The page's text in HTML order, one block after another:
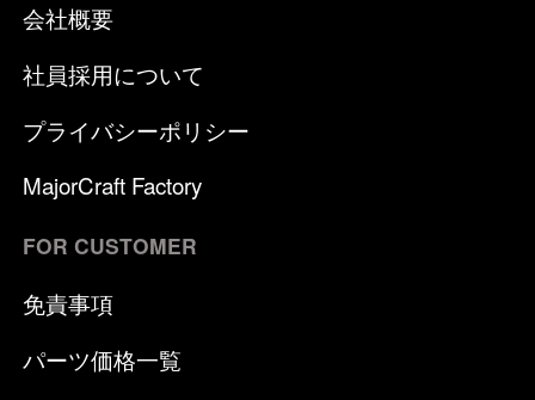
会社概要
社員採用について
プライバシーポリシー
MajorCraft Factory
FOR CUSTOMER
免責事項
パーツ価格一覧